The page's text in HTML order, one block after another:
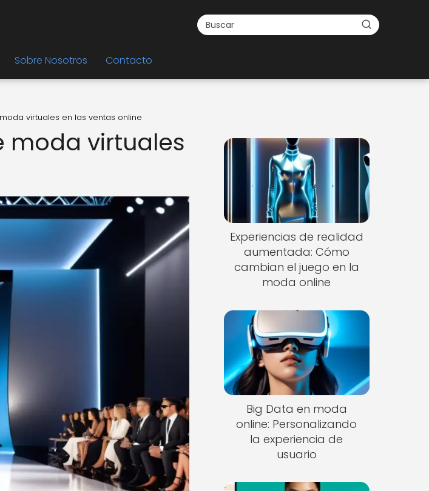
Sobre Nosotros Contacto
virtuales en las ventas online
moda virtuales
Experiencias de realidad
aumentada: Cómo
cambian el juego en la
moda online
Big Data en moda
online: Personalizando
la experiencia de
usuario